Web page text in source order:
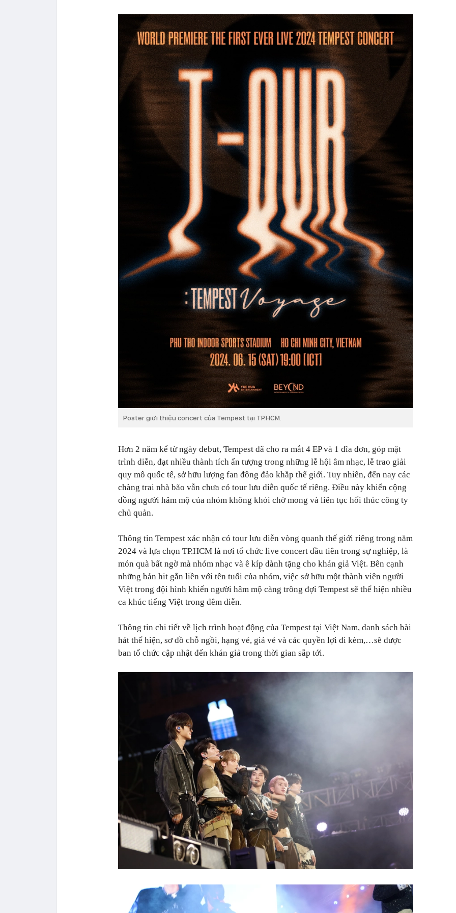
Poster giới thiệu concert của Tempest tại TP.HCM.
Hơn 2 năm kể từ ngày debut, Tempest đã cho ra mắt 4 EP và 1 đĩa đơn, góp mặt
trình diễn, đạt nhiều thành tích ấn tượng trong những lễ hội âm nhạc, lễ trao giải
quy mô quốc tế, sở hữu lượng fan đông đảo khắp thế giới. Tuy nhiên, đến nay các
chàng trai nhà bão vẫn chưa có tour lưu diễn quốc tế riêng. Điều này khiến cộng
đồng người hâm mộ của nhóm không khỏi chờ mong và liên tục hối thúc công ty
chủ quản.
Thông tin Tempest xác nhận có tour lưu diễn vòng quanh thế giới riêng trong năm
2024 và lựa chọn TP.HCM là nơi tổ chức live concert đầu tiên trong sự nghiệp, là
món quà bất ngờ mà nhóm nhạc và ê kíp dành tặng cho khán giả Việt. Bên cạnh
những bản hit gắn liền với tên tuổi của nhóm, việc sở hữu một thành viên người
Việt trong đội hình khiến người hâm mộ càng trông đợi Tempest sẽ thể hiện nhiều
ca khúc tiếng Việt trong đêm diễn.
Thông tin chi tiết về lịch trình hoạt động của Tempest tại Việt Nam, danh sách bài
hát thể hiện, sơ đồ chỗ ngồi, hạng vé, giá vé và các quyền lợi đi kèm,…sẽ được
ban tổ chức cập nhật đến khán giả trong thời gian sắp tới.